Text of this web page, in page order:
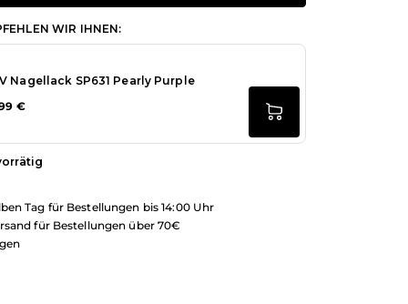
WIR IHNEN:
Nagellack SP631 Pearly Purple
€
Tag für Bestellungen bis 14:00 Uhr
für Bestellungen über 70€